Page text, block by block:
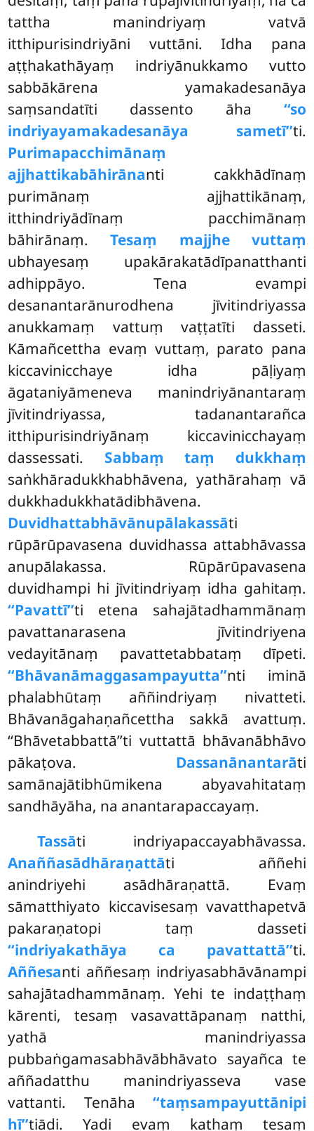
tattha manindriyaṃ vatvā
itthipurisindriyāni vuttāni. Idha pana
aṭṭhakathāyaṃ indriyānukkamo vutto
sabbākārena yamakadesanāya
saṃsandatīti dassento āha ‘‘so
indriyayamakadesanāya sametī’’ti.
Purimapacchimānaṃ
ajjhattikabāhirānanti cakkhādīnaṃ
purimānaṃ ajjhattikānaṃ,
itthindriyādīnaṃ pacchimānaṃ
bāhirānaṃ.Tesaṃ majjhe vuttaṃ
ubhayesaṃ upakārakatādīpanatthanti
adhippāyo. Tena evampi
desanantarānurodhena jīvitindriyassa
anukkamaṃ vattuṃ vaṭṭatīti dasseti.
Kāmañcettha evaṃ vuttaṃ, parato pana
kiccavinicchaye idha pāḷiyaṃ
āgataniyāmeneva manindriyānantaraṃ
jīvitindriyassa, tadanantarañca
itthipurisindriyānaṃ kiccavinicchayaṃ
dassessati. Sabbaṃ taṃ dukkhaṃ
saṅkhāradukkhabhāvena, yathārahaṃ vā
dukkhadukkhatādibhāvena.
Duvidhattabhāvānupālakassāti
rūpārūpavasena duvidhassa attabhāvassa
anupālakassa. Rūpārūpavasena
duvidhampi hi jīvitindriyaṃ idha gahitaṃ.
‘‘Pavattī’’ti etena sahajātadhammānaṃ
pavattanarasena jīvitindriyena
vedayitānaṃ pavattetabbataṃ dīpeti.
‘‘Bhāvanāmaggasampayutta’’nti iminā
phalabhūtaṃ aññindriyaṃ nivatteti.
Bhāvanāgahaṇañcettha sakkā avattuṃ.
‘‘Bhāvetabbattā’’ti vuttattā bhāvanābhāvo
pākaṭova. Dassanānantarāti
samānajātibhūmikena abyavahitataṃ
sandhāyāha, na anantarapaccayaṃ.
Tassāti indriyapaccayabhāvassa.
Anaññasādhāraṇattāti aññehi
anindriyehi asādhāraṇattā. Evaṃ
sāmatthiyato kiccavisesaṃ vavatthapetvā
pakaraṇatopi taṃ dasseti
‘‘indriyakathāya ca pavattattā’’ti.
Aññesanti aññesaṃ indriyasabhāvānampi
sahajātadhammānaṃ. Yehi te indaṭṭhaṃ
kārenti, tesaṃ vasavattāpanaṃ natthi,
yathā manindriyassa
pubbaṅgamasabhāvābhāvato sayañca te
aññadatthu manindriyasseva vase
vattanti. Tenāha ‘‘taṃsampayuttānipi
hī’’tiādi. Yadi evaṃ kathaṃ tesaṃ